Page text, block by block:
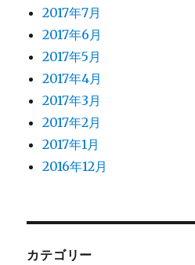
2017年7月
2017年6月
2017年5月
2017年4月
2017年3月
2017年2月
2017年1月
2016年12月
カテゴリー